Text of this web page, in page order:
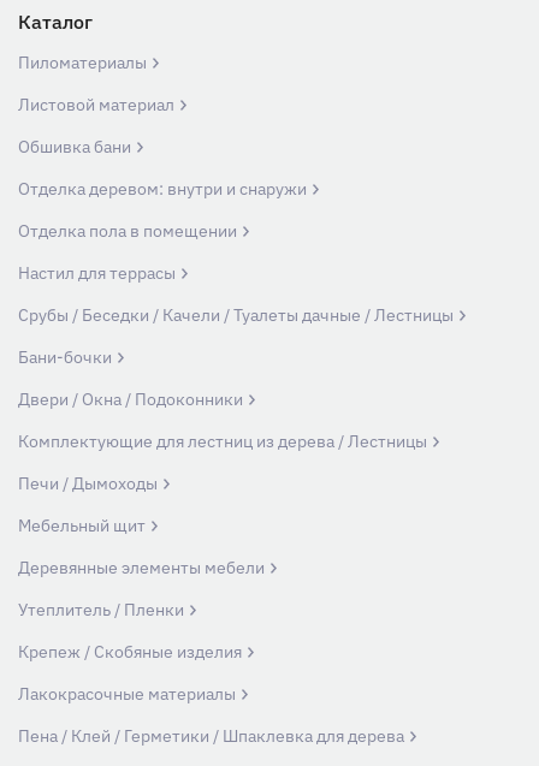
Каталог
Пиломатериалы
Листовой материал
Обшивка бани
Отделка деревом: внутри и снаружи
Отделка пола в помещении
Настил для террасы
Срубы / Беседки / Качели / Туалеты дачные / Лестницы
Бани-бочки
Двери / Окна / Подоконники
Комплектующие для лестниц из дерева / Лестницы
Печи / Дымоходы
Мебельный щит
Деревянные элементы мебели
Утеплитель / Пленки
Крепеж / Скобяные изделия
Лакокрасочные материалы
Пена / Клей / Герметики / Шпаклевка для дерева